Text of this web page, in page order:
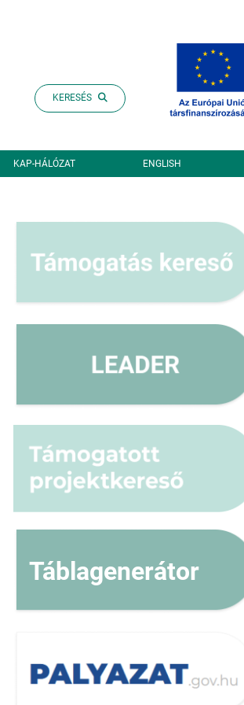
KERESÉS
KAP-HÁLÓZAT ENGLISH
Táblagenerátor